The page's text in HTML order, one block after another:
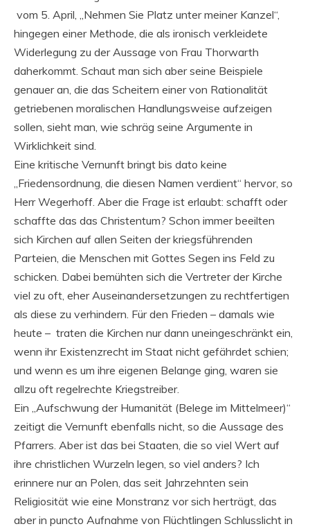
vom 5. April, „Nehmen Sie Platz unter meiner Kanzel“,
hingegen einer Methode, die als ironisch verkleidete
Widerlegung zu der Aussage von Frau Thorwarth
daherkommt. Schaut man sich aber seine Beispiele
genauer an, die das Scheitern einer von Rationalität
getriebenen moralischen Handlungsweise aufzeigen
sollen, sieht man, wie schräg seine Argumente in
Wirklichkeit sind.
Eine kritische Vernunft bringt bis dato keine
„Friedensordnung, die diesen Namen verdient“ hervor, so
Herr Wegerhoff. Aber die Frage ist erlaubt: schafft oder
schaffte das das Christentum? Schon immer beeilten
sich Kirchen auf allen Seiten der kriegsführenden
Parteien, die Menschen mit Gottes Segen ins Feld zu
schicken. Dabei bemühten sich die Vertreter der Kirche
viel zu oft, eher Auseinandersetzungen zu rechtfertigen
als diese zu verhindern. Für den Frieden – damals wie
heute – traten die Kirchen nur dann uneingeschränkt ein,
wenn ihr Existenzrecht im Staat nicht gefährdet schien;
und wenn es um ihre eigenen Belange ging, waren sie
allzu oft regelrechte Kriegstreiber.
Ein „Aufschwung der Humanität (Belege im Mittelmeer)“
zeitigt die Vernunft ebenfalls nicht, so die Aussage des
Pfarrers. Aber ist das bei Staaten, die so viel Wert auf
ihre christlichen Wurzeln legen, so viel anders? Ich
erinnere nur an Polen, das seit Jahrzehnten sein
Religiosität wie eine Monstranz vor sich herträgt, das
aber in puncto Aufnahme von Flüchtlingen Schlusslicht in